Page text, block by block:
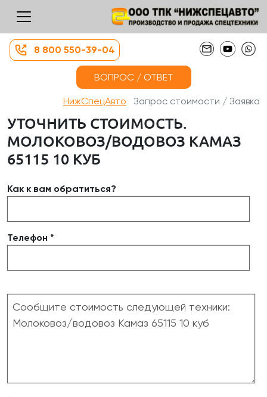
8 800 550-39-04
ВОПРОС / ОТВЕТ
НижСпецАвто Запрос стоимости / Заявка
УТОЧНИТЬ СТОИМОСТЬ.
МОЛОКОВОЗ/ВОДОВОЗ КАМАЗ
65115 10 КУБ
Как к вам обратиться?
Телефон *